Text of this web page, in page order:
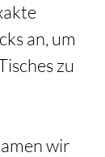
an, um
zu
wir